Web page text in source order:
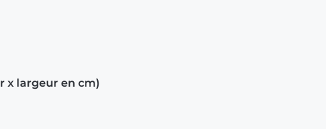
x largeur en cm)